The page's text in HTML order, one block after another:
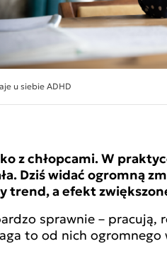
u siebie ADHD
z chłopcami. W
Dziś widać ogromną
trend, a efekt
sprawnie – pracują,
to od nich